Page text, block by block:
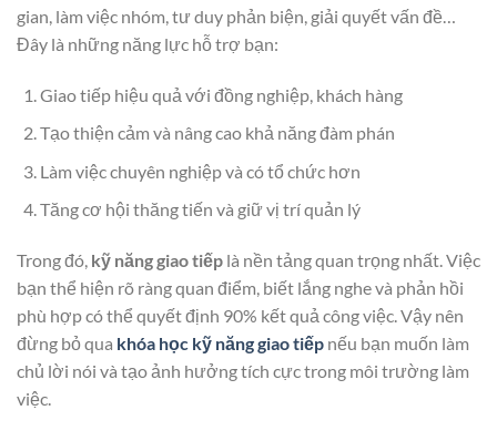
gian, làm việc nhóm, tư duy phản biện, giải quyết vấn đề…
Đây là những năng lực hỗ trợ bạn:
Giao tiếp hiệu quả với đồng nghiệp, khách hàng
Tạo thiện cảm và nâng cao khả năng đàm phán
Làm việc chuyên nghiệp và có tổ chức hơn
Tăng cơ hội thăng tiến và giữ vị trí quản lý
Trong đó, kỹ năng giao tiếp là nền tảng quan trọng nhất. Việc
bạn thể hiện rõ ràng quan điểm, biết lắng nghe và phản hồi
phù hợp có thể quyết định 90% kết quả công việc. Vậy nên
đừng bỏ qua khóa học kỹ năng giao tiếp nếu bạn muốn làm
chủ lời nói và tạo ảnh hưởng tích cực trong môi trường làm
việc.